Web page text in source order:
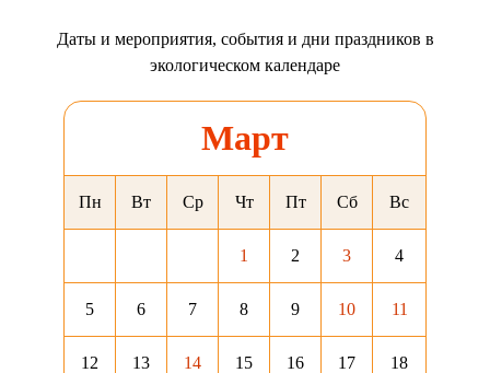
Даты и мероприятия, события и дни праздников в
экологическом календаре
Март
Пн Вт Ср Чт Пт Сб Вс
1 2 3 4
5 6 7 8 9 10 11
12 13 14 15 16 17 18